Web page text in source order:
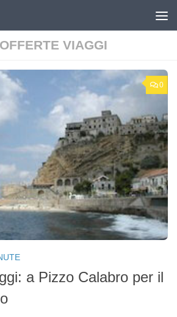
OFFERTE VIAGGI
0
a Pizzo Calabro per il